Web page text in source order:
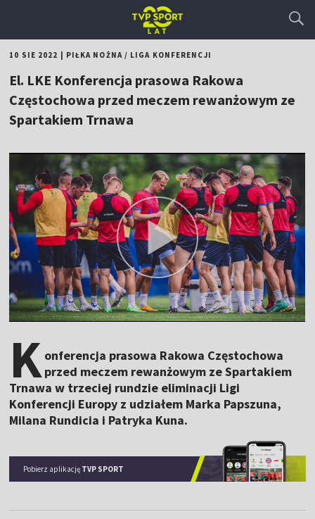
10 SIE 2022 PIŁKA NOŻNA/ LIGA KONFERENCJI
El. LKE Konferencja prasowa Rakowa
Częstochowa przed meczem rewanżowym ze
Spartakiem Trnawa
Konferencja prasowa Rakowa Częstochowa
przed meczem rewanżowym ze Spartakiem
Trnawa w trzeciej rundzie eliminacji Ligi
Konferencji Europy z udziałem Marka Papszuna,
Milana Rundicia i Patryka Kuna.
Pobierz aplikację TVP SPORT